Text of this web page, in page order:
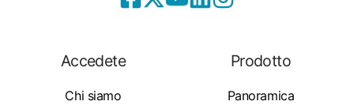
Accedete
Chi siamo
Prodotto
Panoramica